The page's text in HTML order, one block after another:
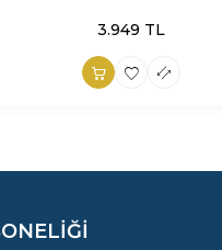
3.949 TL